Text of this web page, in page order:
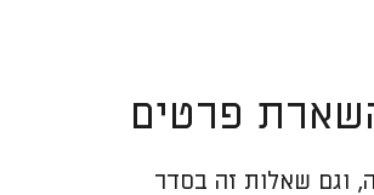
פרטים
וגם שאלות זה בסדר